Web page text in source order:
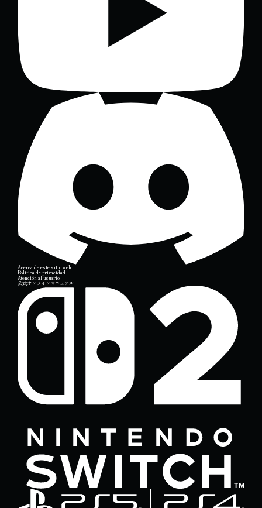
Acerca de este sitio web
Política de privacidad
Atención al usuario
公式オンラインマニュアル